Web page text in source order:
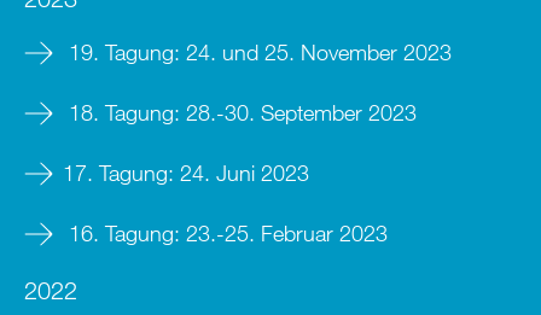
19. Tagung: 24. und 25. November 2023
18. Tagung: 28.-30. September 2023
17. Tagung: 24. Juni 2023
16. Tagung: 23.-25. Februar 2023
2022